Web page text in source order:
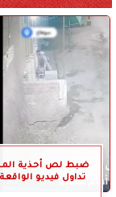
ضبط لص أحذية
تداول فيديو